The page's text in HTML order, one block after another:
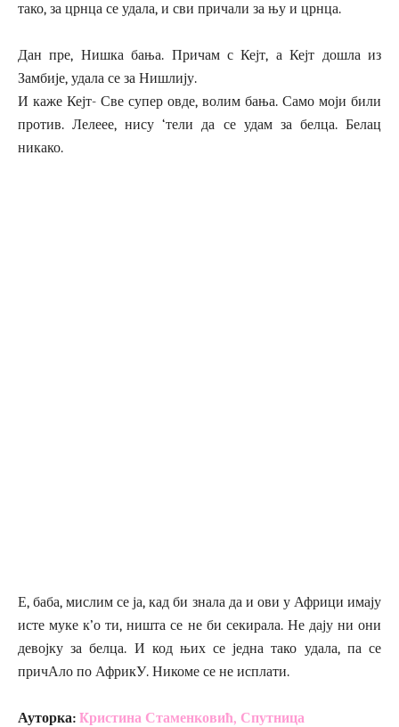
тако, за црнца се удала, и сви причали за њу и црнца.
Дан пре, Нишка бања. Причам с Кејт, а Кејт дошла из
Замбије, удала се за Нишлију.
И каже Кејт- Све супер овде, волим бања. Само моји били
против. Лелеее, нису ‘тели да се удам за белца. Белац
никако.
Е, баба, мислим се ја, кад би знала да и ови у Африци имају
исте муке к’о ти, ништа се не би секирала. Не дају ни они
девојку за белца. И код њих се једна тако удала, па се
причАло по АфрикУ. Никоме се не исплати.
Ауторка: Kристина Стаменковић, Спутница